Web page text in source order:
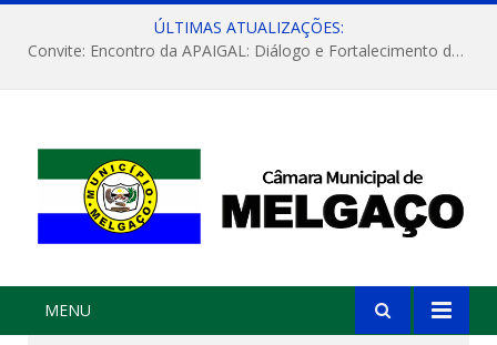
ÚLTIMAS ATUALIZAÇÕES:
Convite: Encontro da APAIGAL: Diálogo e Fortalecimento da Agricultura Familiar
MENU